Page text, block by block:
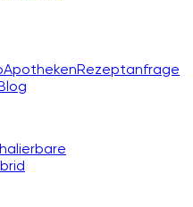
ApothekenRezeptanfrage